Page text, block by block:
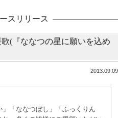
スリリース
(『ななつの星に願いを込め
2013.09.09
「ななつぼし」「ふっくりん